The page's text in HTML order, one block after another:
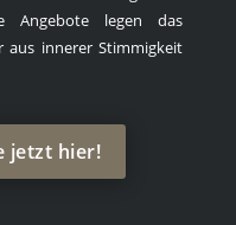
Angebote legen das
aus innerer Stimmigkeit
jetzt hier!